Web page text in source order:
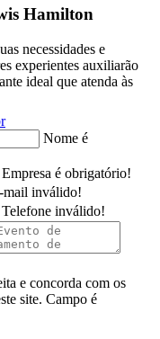
Hamilton
necessidades e
experientes auxiliarão
ideal que atenda às
Nome é
Empresa é obrigatório!
mail inválido!
Telefone inválido!
e concorda com os
site. Campo é